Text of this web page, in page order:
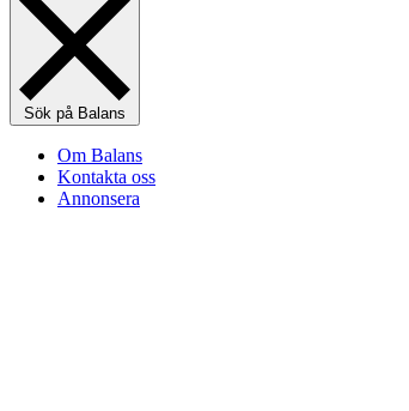
Sök på Balans
Om Balans
Kontakta oss
Annonsera